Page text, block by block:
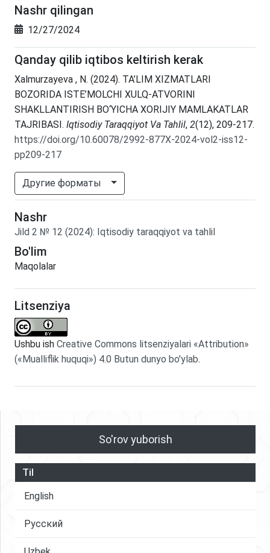
Nashr qilingan
12/27/2024
Qanday qilib iqtibos keltirish kerak
Xalmurzayeva , N. (2024). TA’LIM XIZMATLARI
BOZORIDA ISTE’MOLCHI XULQ-ATVORINI
SHAKLLANTIRISH BO‘YICHA XORIJIY MAMLAKATLAR
TAJRIBASI. Iqtisodiy Taraqqiyot Va Tahlil, 2(12), 209-217.
https://doi.org/10.60078/2992-877X-2024-vol2-iss12-
pp209-217
Другие форматы
Nashr
Jild 2 № 12 (2024): Iqtisodiy taraqqiyot va tahlil
Bo'lim
Maqolalar
Litsenziya
Ushbu ish Creative Commons litsenziyalari «Attribution»
(«Mualliflik huquqi») 4.0 Butun dunyo bo'ylab.
So'rov yuborish
Til
English
Русский